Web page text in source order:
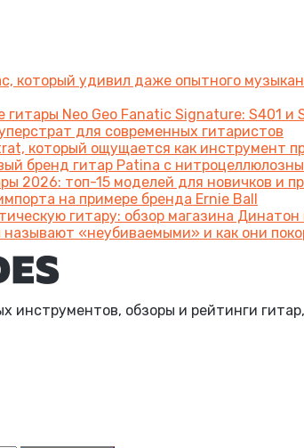
который удивил даже опытного
Neo Geo Fanatic Signature: S401 и
для современных гитаристов
который ощущается как инструмент
бренд гитар Patina с
2026: топ-15 моделей для новичков и
на примере бренда Ernie Ball
гитару: обзор магазина Динатон
«неубиваемыми» и как они
инструментов, обзоры и рейтинги